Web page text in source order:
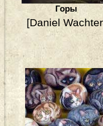
Горы
[Daniel